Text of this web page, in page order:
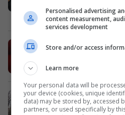
dështimin
Kulturë 08/
Lutkov:
Kulturë
Sindikata:
veten mbi
Personalised advertising
content measurement,
services development
Store and/or access
Learn more
Your personal data will be
your device (cookies, unique
data) may be stored by, accessed
partners, or used specifically by